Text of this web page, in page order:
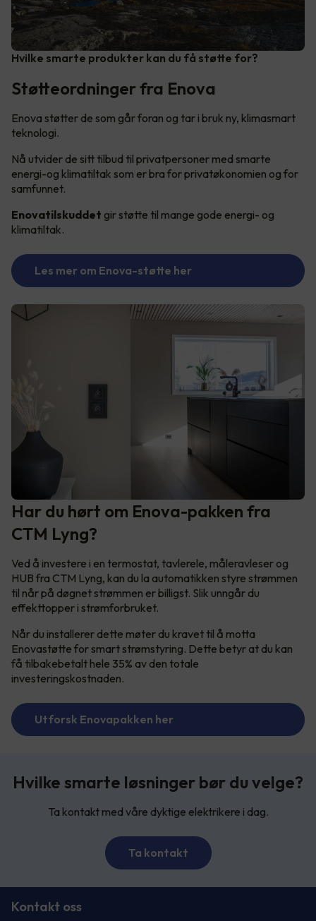
Hvilke smarte produkter kan du få støtte for?
Støtteordninger fra Enova
Enova støtter de som går foran og tar i bruk ny, klimasmart
teknologi.
Nå utvider de sitt tilbud til privatpersoner med smarte
energi-og klimatiltak som er bra for privatøkonomien og for
samfunnet.
Enovatilskuddet gir støtte til mange gode energi- og
klimatiltak.
Les mer om Enova-støtte her
Har du hørt om Enova-pakken fra
CTM Lyng?
Ved å investere i en termostat, tavlerele, måleravleser og
HUB fra CTM Lyng, kan du la automatikken styre strømmen
til når på døgnet strømmen er billigst. Slik unngår du
effekttopper i strømforbruket.
Når du installerer dette møter du kravet til å motta
Enovastøtte for smart strømstyring. Dette betyr at du kan
få tilbakebetalt hele 35% av den totale
investeringskostnaden.
Utforsk Enovapakken her
Hvilke smarte løsninger bør du velge?
Ta kontakt med våre dyktige elektrikere i dag.
Ta kontakt
Kontakt oss